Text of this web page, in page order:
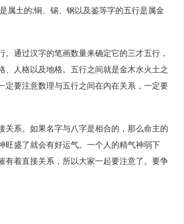
属土的;铜、锡、钢以及鉴等字的五行是属金
通过汉字的笔画数量来确定它的三才五行，
、人格以及地格。五行之间就是金木水火土之
定要注意数理与五行之间在内在关系，一定要
系。如果名字与八字是相合的，那么命主的
旺盛了就会有好运气。一个人的精气神弱下
有着直接关系，所以大家一起要注意了。要争